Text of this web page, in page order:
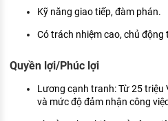
Kỹ năng giao tiếp, đàm phán.
Có trách nhiệm cao, chủ động
Quyền lợi/Phúc lợi
Lương cạnh tranh: Từ 25
và mức độ đảm nhận công